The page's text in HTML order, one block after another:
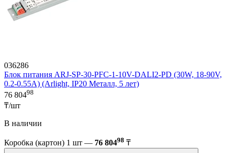
036286
Блок питания ARJ-SP-30-PFC-1-10V-DALI2-PD (30W, 18-90V,
0.2-0.55A) (Arlight, IP20 Металл, 5 лет)
76 80498
₸/шт
В наличии
Коробка (картон) 1 шт — 76 80498 ₸